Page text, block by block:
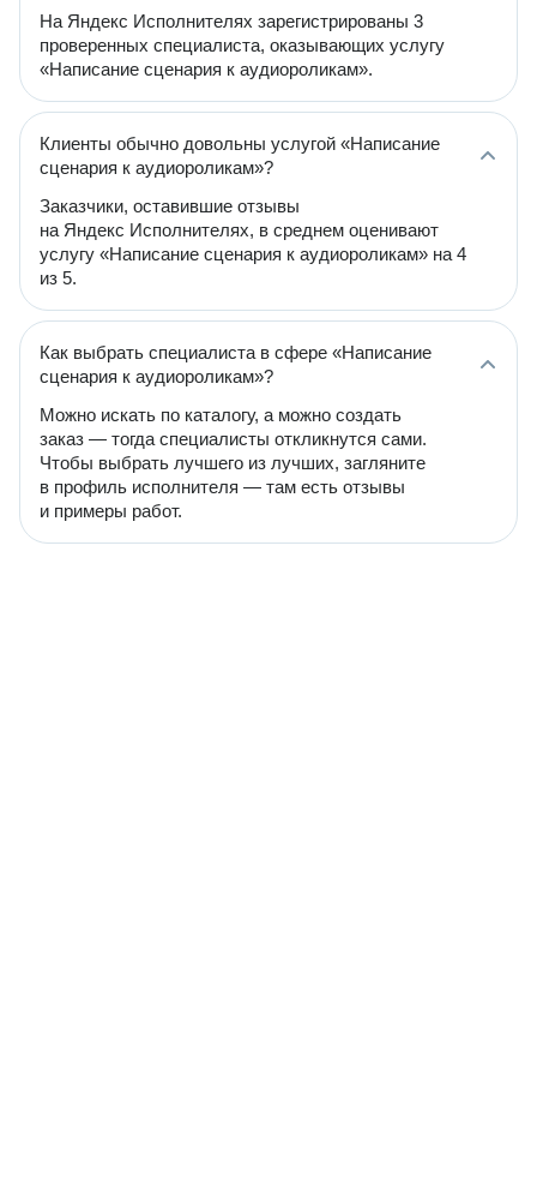
На Яндекс Исполнителях зарегистрированы 3
проверенных специалиста, оказывающих услугу
«Написание сценария к аудиороликам».
Клиенты обычно довольны услугой «Написание
сценария к аудиороликам»?
Заказчики, оставившие отзывы
на Яндекс Исполнителях, в среднем оценивают
услугу «Написание сценария к аудиороликам» на 4
из 5.
Как выбрать специалиста в сфере «Написание
сценария к аудиороликам»?
Можно искать по каталогу, а можно создать
заказ — тогда специалисты откликнутся сами.
Чтобы выбрать лучшего из лучших, загляните
в профиль исполнителя — там есть отзывы
и примеры работ.